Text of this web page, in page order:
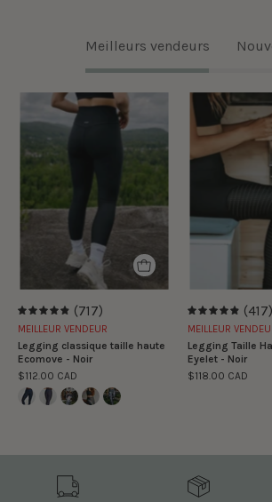
Meilleurs vendeurs
Legging
classique
Ecomove
-
Noir
4.9
(717)
MEILLEUR VENDEUR
Legging classique taille haute
Ecomove - Noir
$112.00 CAD
(417)
MEILLEUR
Legging Taille
Eyelet - Noir
$118.00 CAD